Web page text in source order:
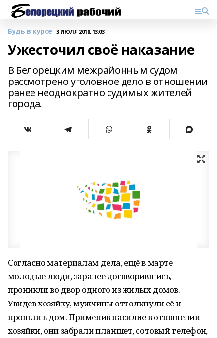
Будь в курсе 3 ИЮЛЯ 2018, 13:03
Ужесточил своё наказание
В Белорецким межрайонным судом
рассмотрено уголовное дело в отношении
ранее неоднократно судимых жителей
города.
Согласно материалам дела, ещё в марте
молодые люди, заранее договорившись,
проникли во двор одного из жилых домов.
Увидев хозяйку, мужчины оттолкнули её и
прошли в дом. Применив насилие в отношении
хозяйки, они забрали планшет, сотовый телефон,